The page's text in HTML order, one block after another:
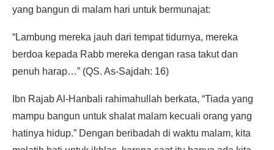
yang bangun di malam hari untuk bermunajat:
“Lambung mereka jauh dari tempat tidurnya, mereka
berdoa kepada Rabb mereka dengan rasa takut dan
penuh harap…” (QS. As-Sajdah: 16)
Ibn Rajab Al-Hanbali rahimahullah berkata, “Tiada yang
mampu bangun untuk shalat malam kecuali orang yang
hatinya hidup.” Dengan beribadah di waktu malam, kita